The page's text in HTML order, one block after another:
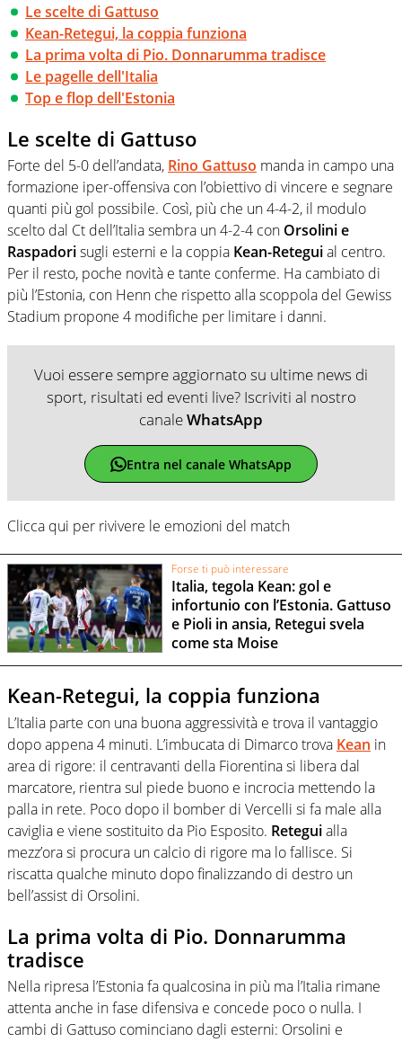
Le scelte di Gattuso
Kean-Retegui, la coppia funziona
La prima volta di Pio. Donnarumma tradisce
Le pagelle dell'Italia
Top e flop dell'Estonia
Le scelte di Gattuso
Forte del 5-0 dell’andata, Rino Gattuso manda in campo una
formazione iper-offensiva con l’obiettivo di vincere e segnare
quanti più gol possibile. Così, più che un 4-4-2, il modulo
scelto dal Ct dell’Italia sembra un 4-2-4 con Orsolini e
Raspadorisugli esterni e la coppia Kean-Reteguial centro.
Per il resto, poche novità e tante conferme. Ha cambiato di
più l’Estonia, con Henn che rispetto alla scoppola del Gewiss
Stadium propone 4 modifiche per limitare i danni.
Vuoi essere sempre aggiornato su ultime news di
sport, risultati ed eventi live? Iscriviti al nostro
canaleWhatsApp
Entra nel canale WhatsApp
Clicca qui per rivivere le emozioni del match
Forse ti può interessare
Italia, tegola Kean: gol e
infortunio con l’Estonia. Gattuso
e Pioli in ansia, Retegui svela
come sta Moise
Kean-Retegui, la coppia funziona
L’Italia parte con una buona aggressività e trova il vantaggio
dopo appena 4 minuti. L’imbucata di Dimarco trova Kean in
area di rigore: il centravanti della Fiorentina si libera dal
marcatore, rientra sul piede buono e incrocia mettendo la
palla in rete. Poco dopo il bomber di Vercelli si fa male alla
caviglia e viene sostituito da Pio Esposito. Reteguialla
mezz’ora si procura un calcio di rigore ma lo fallisce. Si
riscatta qualche minuto dopo finalizzando di destro un
bell’assist di Orsolini.
La prima volta di Pio. Donnarumma
tradisce
Nella ripresa l’Estonia fa qualcosina in più ma l’Italia rimane
attenta anche in fase difensiva e concede poco o nulla. I
cambi di Gattuso cominciano dagli esterni: Orsolini e